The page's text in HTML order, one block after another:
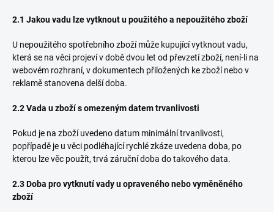
2.1 Jakou vadu lze vytknout u použitého a nepoužitého zboží
U nepoužitého spotřebního zboží může kupující vytknout vadu,
která se na věci projeví v době dvou let od převzetí zboží, není-li na
webovém rozhraní, v dokumentech přiložených ke zboží nebo v
reklamě stanovena delší doba.
2.2 Vada u zboží s omezeným datem trvanlivosti
Pokud je na zboží uvedeno datum minimální trvanlivosti,
popřípadě je u věci podléhající rychlé zkáze uvedena doba, po
kterou lze věc použít, trvá záruční doba do takového data.
2.3 Doba pro vytknutí vady u opraveného nebo vyměněného
zboží